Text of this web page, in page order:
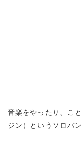
音楽をやったり、こ
ジン）というソロバ